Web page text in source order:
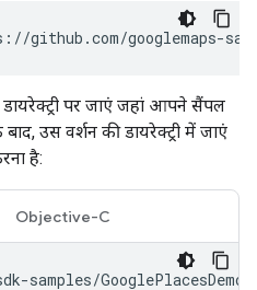
github.com/googlemaps-
पर जाएं जहां आपने सैंपल
उस वर्शन की डायरेक्ट्री में जाएं
है:
Objective-C